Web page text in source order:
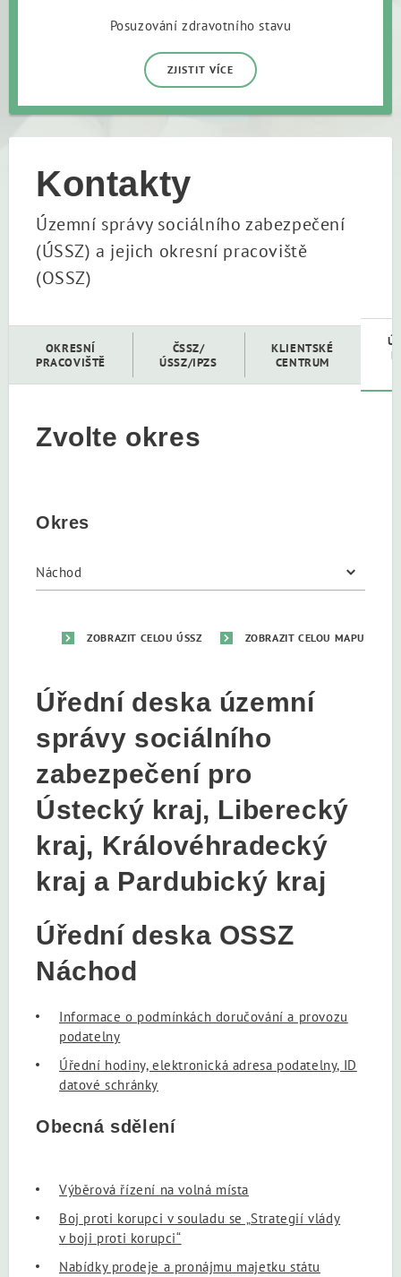
Posuzování zdravotního stavu
ZJISTIT VÍCE
Kontakty
Územní správy sociálního zabezpečení
(ÚSSZ) a jejich okresní pracoviště
(OSSZ)
OKRESNÍ
PRACOVIŠTĚ
ČSSZ/
ÚSSZ/IPZS
KLIENTSKÉ
CENTRUM
Zvolte okres
Okres
ZOBRAZIT CELOU MAPU
ZOBRAZIT CELOU ÚSSZ
Úřední deska územní
správy sociálního
zabezpečení pro
Ústecký kraj, Liberecký
kraj, Královéhradecký
kraj a Pardubický kraj
Úřední deska OSSZ
Náchod
Informace o podmínkách doručování a provozu
podatelny
Úřední hodiny, elektronická adresa podatelny, ID
datové schránky
Obecná sdělení
Výběrová řízení na volná místa
Boj proti korupci v souladu se „Strategií vlády
v boji proti korupci“
Nabídky prodeje a pronájmu majetku státu